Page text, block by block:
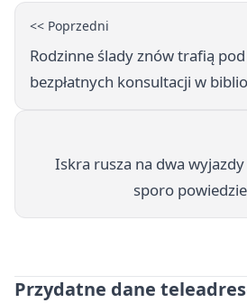
<< Poprzedni
Rodzinne ślady znów trafią
bezpłatnych konsultacji w
Iskra rusza na dwa
sporo
Przydatne dane